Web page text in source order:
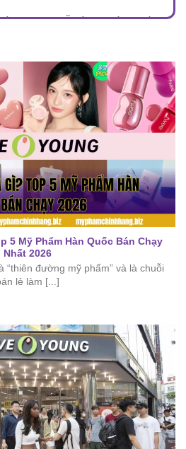
bạn sẽ dễ dàng khám phá
Bên cạnh đó là các gợi ý
trình chăm sóc da chuẩn
cầu cá nhân. Nếu bạn đang
tầm làn da, mỹ phẩm Hàn
lựa chọn không thể bỏ qua.
5 Mỹ Phẩm Hàn Quốc Bán Chạy
Nhất 2026
“thiên đường mỹ phẩm” và là chuỗi
lẻ làm [...]